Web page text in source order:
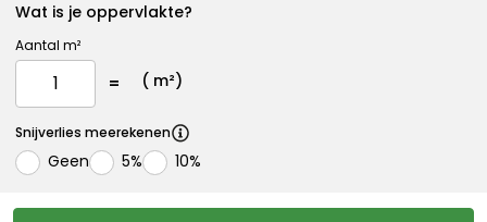
Wat is je oppervlakte?
Aantal m²
( m²)
Snijverlies meerekenen
Geen 5% 10%